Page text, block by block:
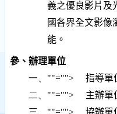
義之優良影片及
國各界全文影像
能。
參、辦理單位
一、 ""="">指導單
二、 ""=""> 主辦單
三、 ""=""> 協辦單